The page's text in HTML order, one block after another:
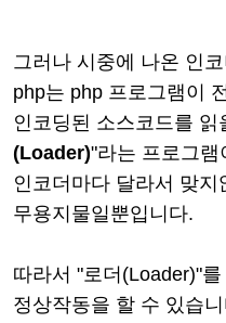
그러나 시중에 나온 인
php는 php 프로그램이
인코딩된 소스코드를 읽
(Loader)"라는 프로그램
인코더마다 달라서 맞지
무용지물일뿐입니다.
따라서 "로더(Loader)"
정상작동을 할 수 있습